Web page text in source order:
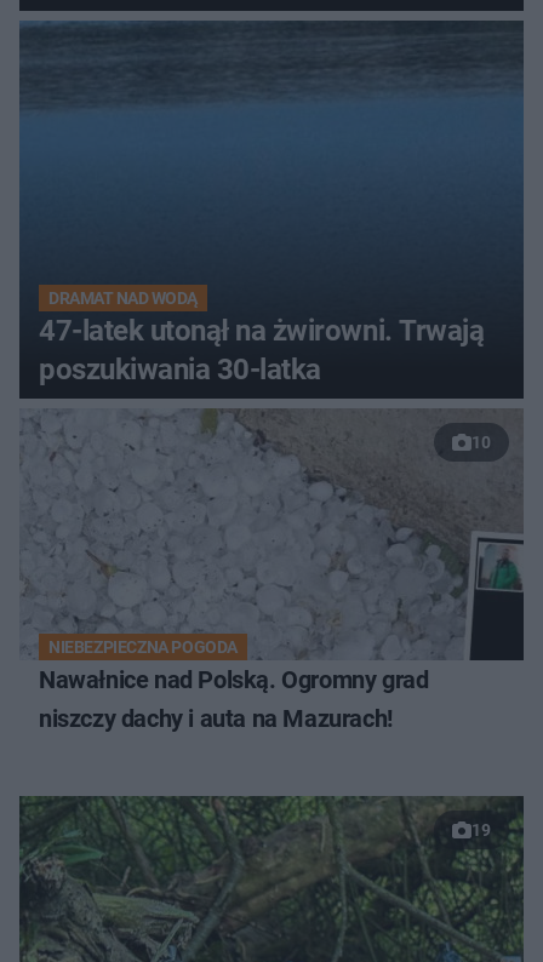
DRAMAT NAD WODĄ
47-latek utonął na żwirowni. Trwają
poszukiwania 30-latka
10
NIEBEZPIECZNA POGODA
Nawałnice nad Polską. Ogromny grad
niszczy dachy i auta na Mazurach!
19